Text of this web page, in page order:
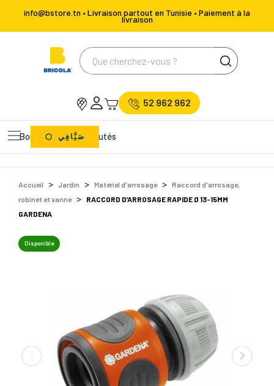
info@bstore.tn • Livraison partout en Tunisie • Paiement à la
livraison
52 962 962
Bons Plans Nouveautés
صَيَّافِي
Accueil Jardin Matériel d'arrosage
Raccord d'arrosage,
robinet et vanne
RACCORD D’ARROSAGE RAPIDE Ø 13-15MM
GARDENA
Disponible